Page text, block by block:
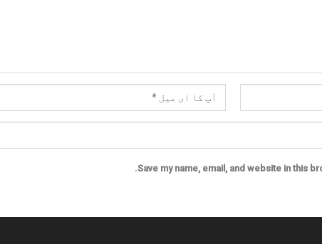
Save my name, email, and website in this